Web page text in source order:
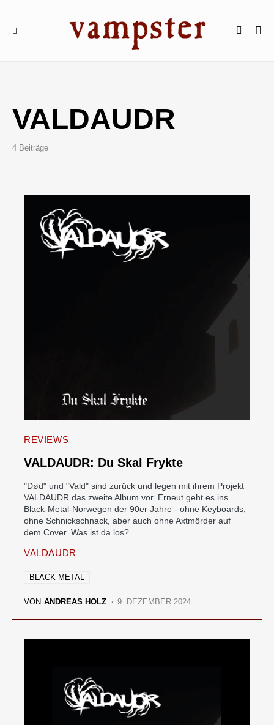
VALDAUDR
4 Beiträge
REVIEWS
VALDAUDR: Du Skal Frykte
"Død" und "Vald" sind zurück und legen mit ihrem Projekt
VALDAUDR das zweite Album vor. Erneut geht es ins
Black-Metal-Norwegen der 90er Jahre - ohne Keyboards,
ohne Schnickschnack, aber auch ohne Axtmörder auf
dem Cover. Was ist da los?
VALDAUDR
BLACK METAL
VON ANDREAS HOLZ 9. DEZEMBER 2024